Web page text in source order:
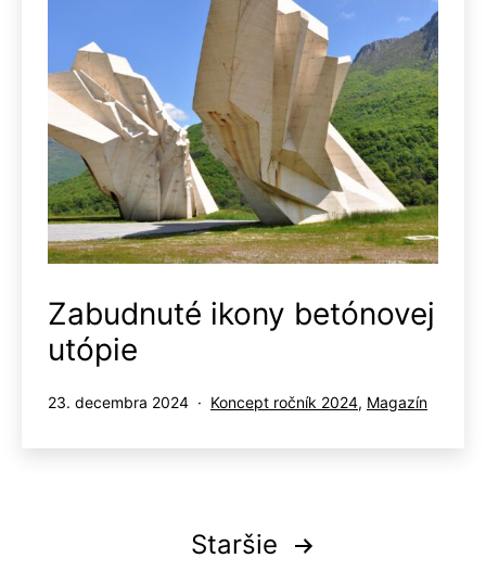
Zabudnuté ikony betónovej
utópie
Publikované
23. decembra 2024
Kategorizované
Koncept ročník 2024, Magazín
Stránkovanie
Staršie